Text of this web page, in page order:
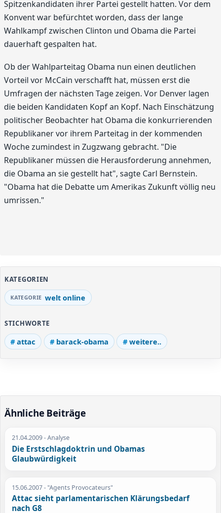
Spitzenkandidaten ihrer Partei gestellt hatten. Vor dem
Konvent war befürchtet worden, dass der lange
Wahlkampf zwischen Clinton und Obama die Partei
dauerhaft gespalten hat.
Ob der Wahlparteitag Obama nun einen deutlichen
Vorteil vor McCain verschafft hat, müssen erst die
Umfragen der nächsten Tage zeigen. Vor Denver lagen
die beiden Kandidaten Kopf an Kopf. Nach Einschätzung
politischer Beobachter hat Obama die konkurrierenden
Republikaner vor ihrem Parteitag in der kommenden
Woche zumindest in Zugzwang gebracht. "Die
Republikaner müssen die Herausforderung annehmen,
die Obama an sie gestellt hat", sagte Carl Bernstein.
"Obama hat die Debatte um Amerikas Zukunft völlig neu
umrissen."
KATEGORIEN
welt online
STICHWORTE
attac barack-obama weitere..
Ähnliche Beiträge
21.04.2009- Analyse
Die Erstschlagdoktrin und Obamas
Glaubwürdigkeit
15.06.2007- "Agents Provocateurs"
Attac sieht parlamentarischen Klärungsbedarf
nach G8